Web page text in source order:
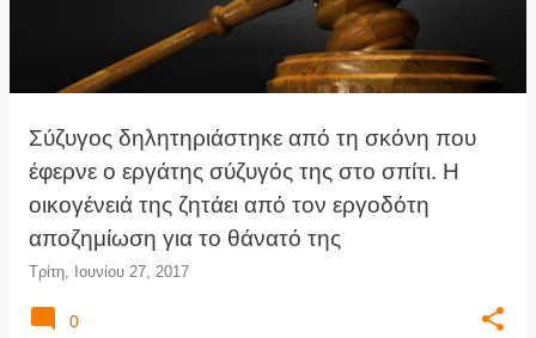
Σύζυγος δηλητηριάστηκε από τη σκόνη που
έφερνε ο εργάτης σύζυγός της στο σπίτι. Η
οικογένειά της ζητάει από τον εργοδότη
αποζημίωση για το θάνατό της
Τρίτη, Ιουνίου 27, 2017
0